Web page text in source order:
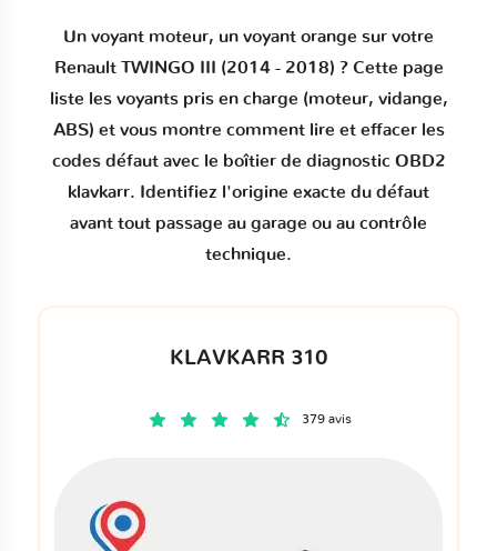
Un voyant moteur, un voyant orange sur votre
Renault TWINGO III (2014 - 2018) ? Cette page
liste les voyants pris en charge (moteur, vidange,
ABS) et vous montre comment lire et effacer les
codes défautavec le boîtier de diagnostic OBD2
klavkarr. Identifiez l'origine exacte du défaut
avant tout passage au garage ou au contrôle
technique.
KLAVKARR 310
379 avis